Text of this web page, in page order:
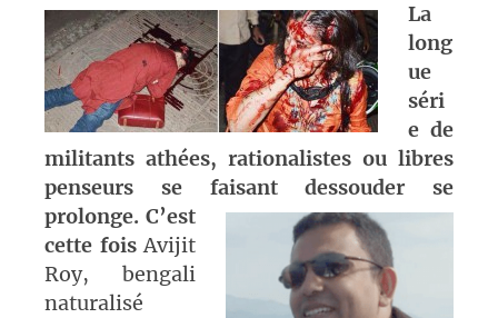
La
long
ue
séri
e de
militants athées, rationalistes ou libres
penseurs se faisant dessouder se
prolonge. C’est
cette foisAvijit
Roy, bengali
naturalisé